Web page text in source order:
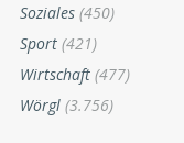
Soziales (450)
Sport (421)
Wirtschaft (477)
Wörgl (3.756)